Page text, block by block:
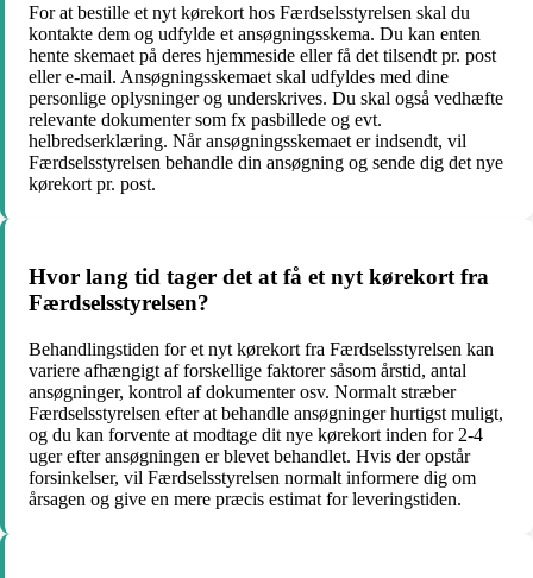
For at bestille et nyt kørekort hos Færdselsstyrelsen skal du
kontakte dem og udfylde et ansøgningsskema. Du kan enten
hente skemaet på deres hjemmeside eller få det tilsendt pr. post
eller e-mail. Ansøgningsskemaet skal udfyldes med dine
personlige oplysninger og underskrives. Du skal også vedhæfte
relevante dokumenter som fx pasbillede og evt.
helbredserklæring. Når ansøgningsskemaet er indsendt, vil
Færdselsstyrelsen behandle din ansøgning og sende dig det nye
kørekort pr. post.
Hvor lang tid tager det at få et nyt kørekort fra
Færdselsstyrelsen?
Behandlingstiden for et nyt kørekort fra Færdselsstyrelsen kan
variere afhængigt af forskellige faktorer såsom årstid, antal
ansøgninger, kontrol af dokumenter osv. Normalt stræber
Færdselsstyrelsen efter at behandle ansøgninger hurtigst muligt,
og du kan forvente at modtage dit nye kørekort inden for 2-4
uger efter ansøgningen er blevet behandlet. Hvis der opstår
forsinkelser, vil Færdselsstyrelsen normalt informere dig om
årsagen og give en mere præcis estimat for leveringstiden.